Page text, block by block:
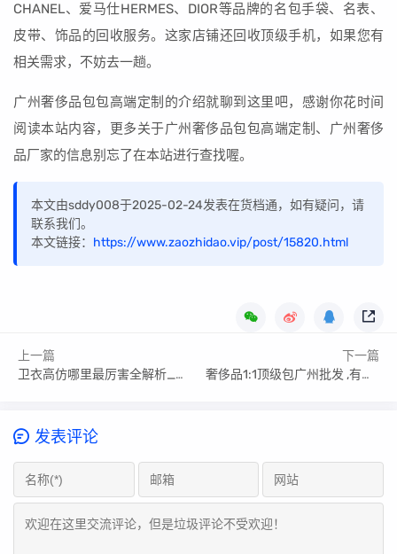
CHANEL、爱马仕HERMES、DIOR等品牌的名包手袋、名表、
皮带、饰品的回收服务。这家店铺还回收顶级手机，如果您有
相关需求，不妨去一趟。
广州奢侈品包包高端定制的介绍就聊到这里吧，感谢你花时间
阅读本站内容，更多关于广州奢侈品包包高端定制、广州奢侈
品厂家的信息别忘了在本站进行查找喔。
本文由sddy008于2025-02-24发表在货档通，如有疑问，请
联系我们。
本文链接： https://www.zaozhidao.vip/post/15820.html
上一篇
卫衣高仿哪里最厉害全解析_高仿卫衣货源指南
下一篇
奢侈品1:1顶级包广州批发 ,有哪些值得入手
发表评论